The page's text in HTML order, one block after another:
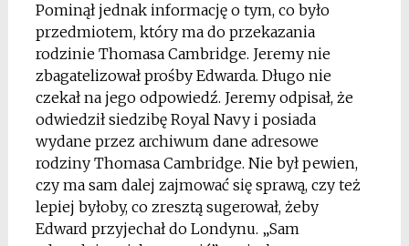
Pominął jednak informację o tym, co było
przedmiotem, który ma do przekazania
rodzinie Thomasa Cambridge. Jeremy nie
zbagatelizował prośby Edwarda. Długo nie
czekał na jego odpowiedź. Jeremy odpisał, że
odwiedził siedzibę Royal Navy i posiada
wydane przez archiwum dane adresowe
rodziny Thomasa Cambridge. Nie był pewien,
czy ma sam dalej zajmować się sprawą, czy też
lepiej byłoby, co zresztą sugerował, żeby
Edward przyjechał do Londynu. „Sam